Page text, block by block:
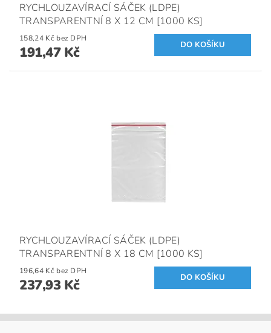
RYCHLOUZAVÍRACÍ SÁČEK (LDPE)
TRANSPARENTNÍ 8 X 12 CM [1000 KS]
158,24 Kč bez DPH
191,47 Kč
RYCHLOUZAVÍRACÍ SÁČEK (LDPE)
TRANSPARENTNÍ 8 X 18 CM [1000 KS]
196,64 Kč bez DPH
237,93 Kč